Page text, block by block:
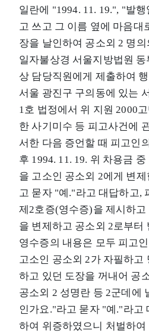
일란에 "1994. 11. 19.", "발
고 쓰고 그 이름 옆에 마음대
장을 날인하여 공소외 2 명
일자불상경 서울지방법원
상 담당직원에게 제출하여
서울 광진구 구의동에 있는
1호 법정에서 위 지원 2000
한 사기미수 등 피고사건에
서한 다음 증언할 때 피고인
후 1994. 11. 19. 위 차용금
을 고소인 공소외 2에게 변
고 묻자 "예."라고 대답하고,
제2호증(영수증)을 제시하고
을 변제하고 공소외 2로부터
영수증의 내용은 모두 피고
고소인 공소외 2가 자필하고
하고 있던 도장을 꺼내어 공
공소외 2 성명란 등 2군데에
인가요."라고 묻자 "예."라고
하여 위증하였으니 처벌하여